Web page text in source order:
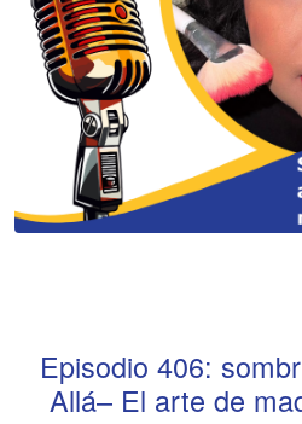
Episodio 406:
Allá– El arte de